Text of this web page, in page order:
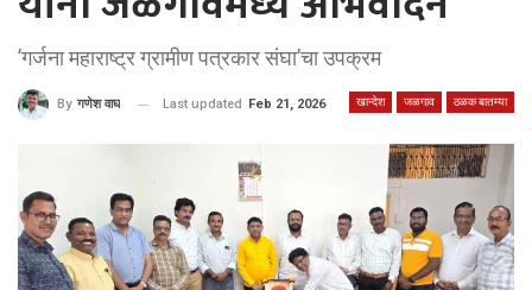
’गर्जना महाराष्ट्र ग्रामीण पत्रकार संघा’चा उपक्रम
खान्देश जळगाव ठळक बातम्या
By गणेश वाघ Last updated Feb 21, 2026